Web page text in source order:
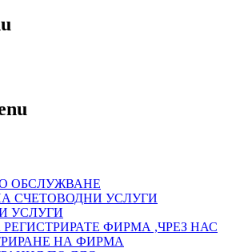
ОБСЛУЖВАНЕ
СЧЕТОВОДНИ УСЛУГИ
УСЛУГИ
ФИРМА ,ЧРЕЗ НАС
НА ФИРМА